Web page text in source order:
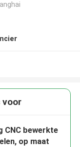
voor
CNC bewerkte
op maat